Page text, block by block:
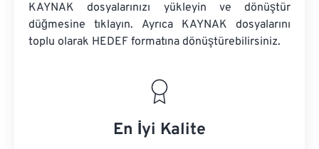
KAYNAK dosyalarınızı yükleyin ve dönüştür
düğmesine tıklayın. Ayrıca KAYNAK dosyalarını
toplu olarak HEDEF formatına dönüştürebilirsiniz.
En İyi Kalite